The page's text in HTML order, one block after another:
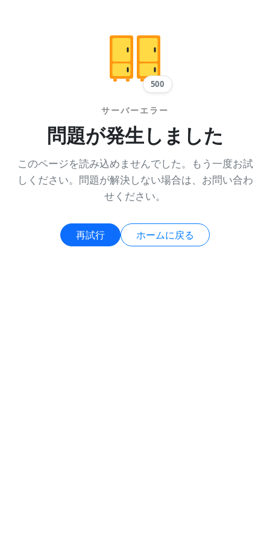
500
サーバーエラー
問題が発生しました
このページを読み込めませんでした。もう一度お試
しください。問題が解決しない場合は、お問い合わ
せください。
再試行 ホームに戻る